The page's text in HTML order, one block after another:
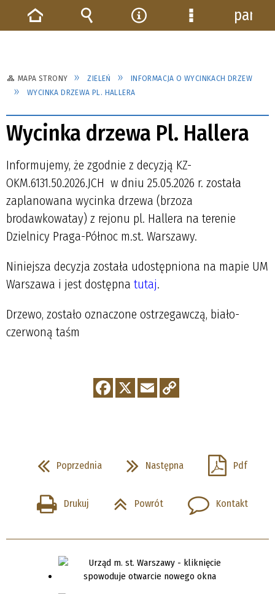
MAPA STRONY ZIELEŃ
INFORMACJA O WYCINKACH DRZEW
WYCINKA DRZEWA PL. HALLERA
Wycinka drzewa Pl. Hallera
Informujemy, że zgodnie z decyzją KZ-
OKM.6131.50.2026.JCH w dniu 25.05.2026 r. została
zaplanowana wycinka drzewa (brzoza
brodawkowatay) z rejonu pl. Hallera na terenie
Dzielnicy Praga-Północ m.st. Warszawy.
Niniejsza decyzja została udostępniona na mapie UM
Warszawa i jest dostępna tutaj.
Drzewo, zostało oznaczone ostrzegawczą, biało-
czerwoną taśm
Poprzednia Następna Pdf
Drukuj Powrót Kontakt
Strona Wyszukiwarka
NarzędziaMenu
panel